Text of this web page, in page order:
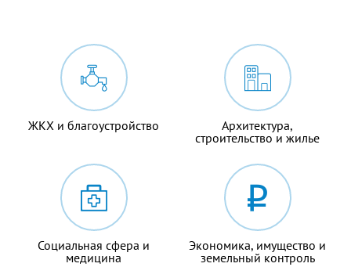
ЖКХ и благоустройство
Архитектура,
строительство и жилье
Социальная сфера и
медицина
Экономика, имущество и
земельный контроль